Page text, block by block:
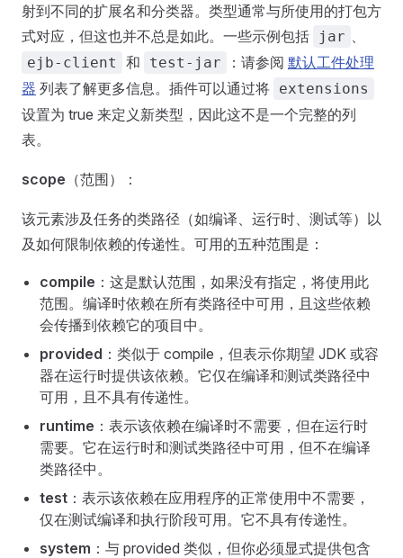
射到不同的扩展名和分类器。类型通常与所使用的打包方
式对应，但这也并不总是如此。一些示例包括
jar 、
ejb-client 和 test-jar ：请参阅 默认工件处理
器 列表了解更多信息。插件可以通过将 extensions
设置为 true 来定义新类型，因此这不是一个完整的列
表。
scope （范围）：
该元素涉及任务的类路径（如编译、运行时、测试等）以
及如何限制依赖的传递性。可用的五种范围是：
compile ：这是默认范围，如果没有指定，将使用此
范围。编译时依赖在所有类路径中可用，且这些依赖
会传播到依赖它的项目中。
provided ：类似于 compile，但表示你期望 JDK 或容
器在运行时提供该依赖。它仅在编译和测试类路径中
可用，且不具有传递性。
runtime ：表示该依赖在编译时不需要，但在运行时
需要。它在运行时和测试类路径中可用，但不在编译
类路径中。
test ：表示该依赖在应用程序的正常使用中不需要，
仅在测试编译和执行阶段可用。它不具有传递性。
system ：与 provided 类似，但你必须显式提供包含